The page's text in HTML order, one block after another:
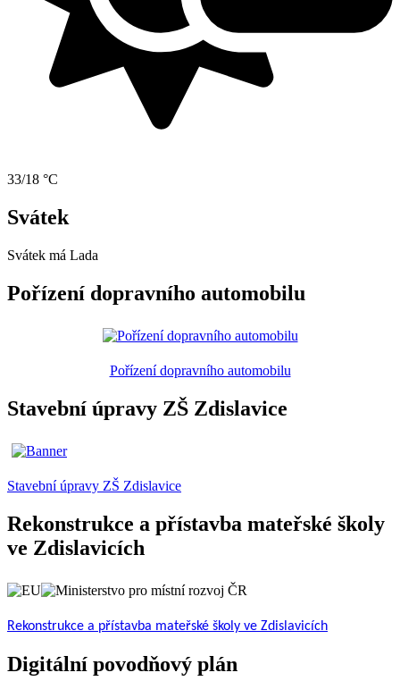
33/18 °C
Svátek
Svátek má Lada
Pořízení dopravního automobilu
Pořízení dopravního automobilu
Stavební úpravy ZŠ Zdislavice
Stavební úpravy ZŠ Zdislavice
Rekonstrukce a přístavba mateřské školy
ve Zdislavicích
Rekonstrukce a přístavba mateřské školy ve Zdislavicích
Digitální povodňový plán